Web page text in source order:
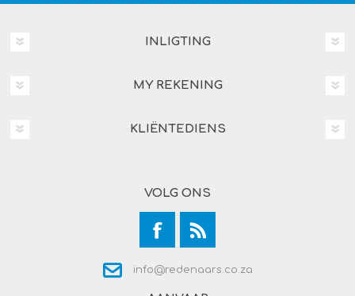
INLIGTING
MY REKENING
KLIËNTEDIENS
VOLG ONS
info@redenaars.co.za